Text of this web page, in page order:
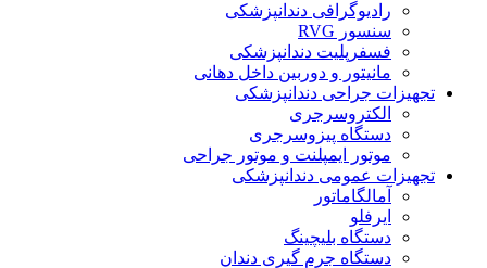
رادیوگرافی دندانپزشکی
سنسور RVG
فسفرپلیت دندانپزشکی
مانیتور و دوربین داخل دهانی
تجهیزات جراحی دندانپزشکی
الکتروسرجری
دستگاه پیزوسرجری
موتور ایمپلنت و موتور جراحی
تجهیزات عمومی دندانپزشکی
آمالگاماتور
ایرفلو
دستگاه بلیچینگ
دستگاه جرم گیری دندان